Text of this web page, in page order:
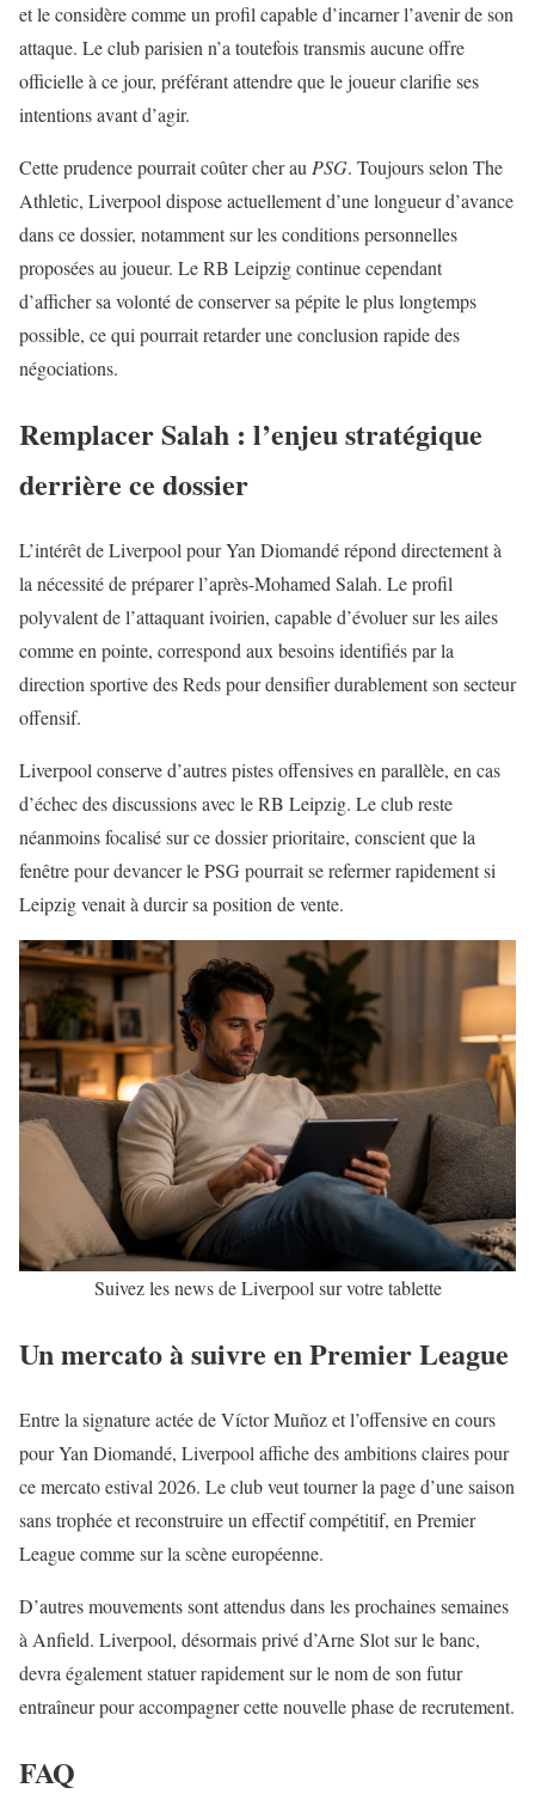
et le considère comme un profil capable d’incarner l’avenir de son
attaque. Le club parisien n’a toutefois transmis aucune offre
officielle à ce jour, préférant attendre que le joueur clarifie ses
intentions avant d’agir.
Cette prudence pourrait coûter cher au PSG. Toujours selon The
Athletic, Liverpool dispose actuellement d’une longueur d’avance
dans ce dossier, notamment sur les conditions personnelles
proposées au joueur. Le RB Leipzig continue cependant
d’afficher sa volonté de conserver sa pépite le plus longtemps
possible, ce qui pourrait retarder une conclusion rapide des
négociations.
Remplacer Salah : l’enjeu stratégique
derrière ce dossier
L’intérêt de Liverpool pour Yan Diomandé répond directement à
la nécessité de préparer l’après-Mohamed Salah. Le profil
polyvalent de l’attaquant ivoirien, capable d’évoluer sur les ailes
comme en pointe, correspond aux besoins identifiés par la
direction sportive des Reds pour densifier durablement son secteur
offensif.
Liverpool conserve d’autres pistes offensives en parallèle, en cas
d’échec des discussions avec le RB Leipzig. Le club reste
néanmoins focalisé sur ce dossier prioritaire, conscient que la
fenêtre pour devancer le PSG pourrait se refermer rapidement si
Leipzig venait à durcir sa position de vente.
Suivez les news de Liverpool sur votre tablette
Un mercato à suivre en Premier League
Entre la signature actée de Víctor Muñoz et l’offensive en cours
pour Yan Diomandé, Liverpool affiche des ambitions claires pour
ce mercato estival 2026. Le club veut tourner la page d’une saison
sans trophée et reconstruire un effectif compétitif, en Premier
Leaguecomme sur la scène européenne.
D’autres mouvements sont attendus dans les prochaines semaines
à Anfield. Liverpool, désormais privé d’Arne Slot sur le banc,
devra également statuer rapidement sur le nom de son futur
entraîneur pour accompagner cette nouvelle phase de recrutement.
FAQ